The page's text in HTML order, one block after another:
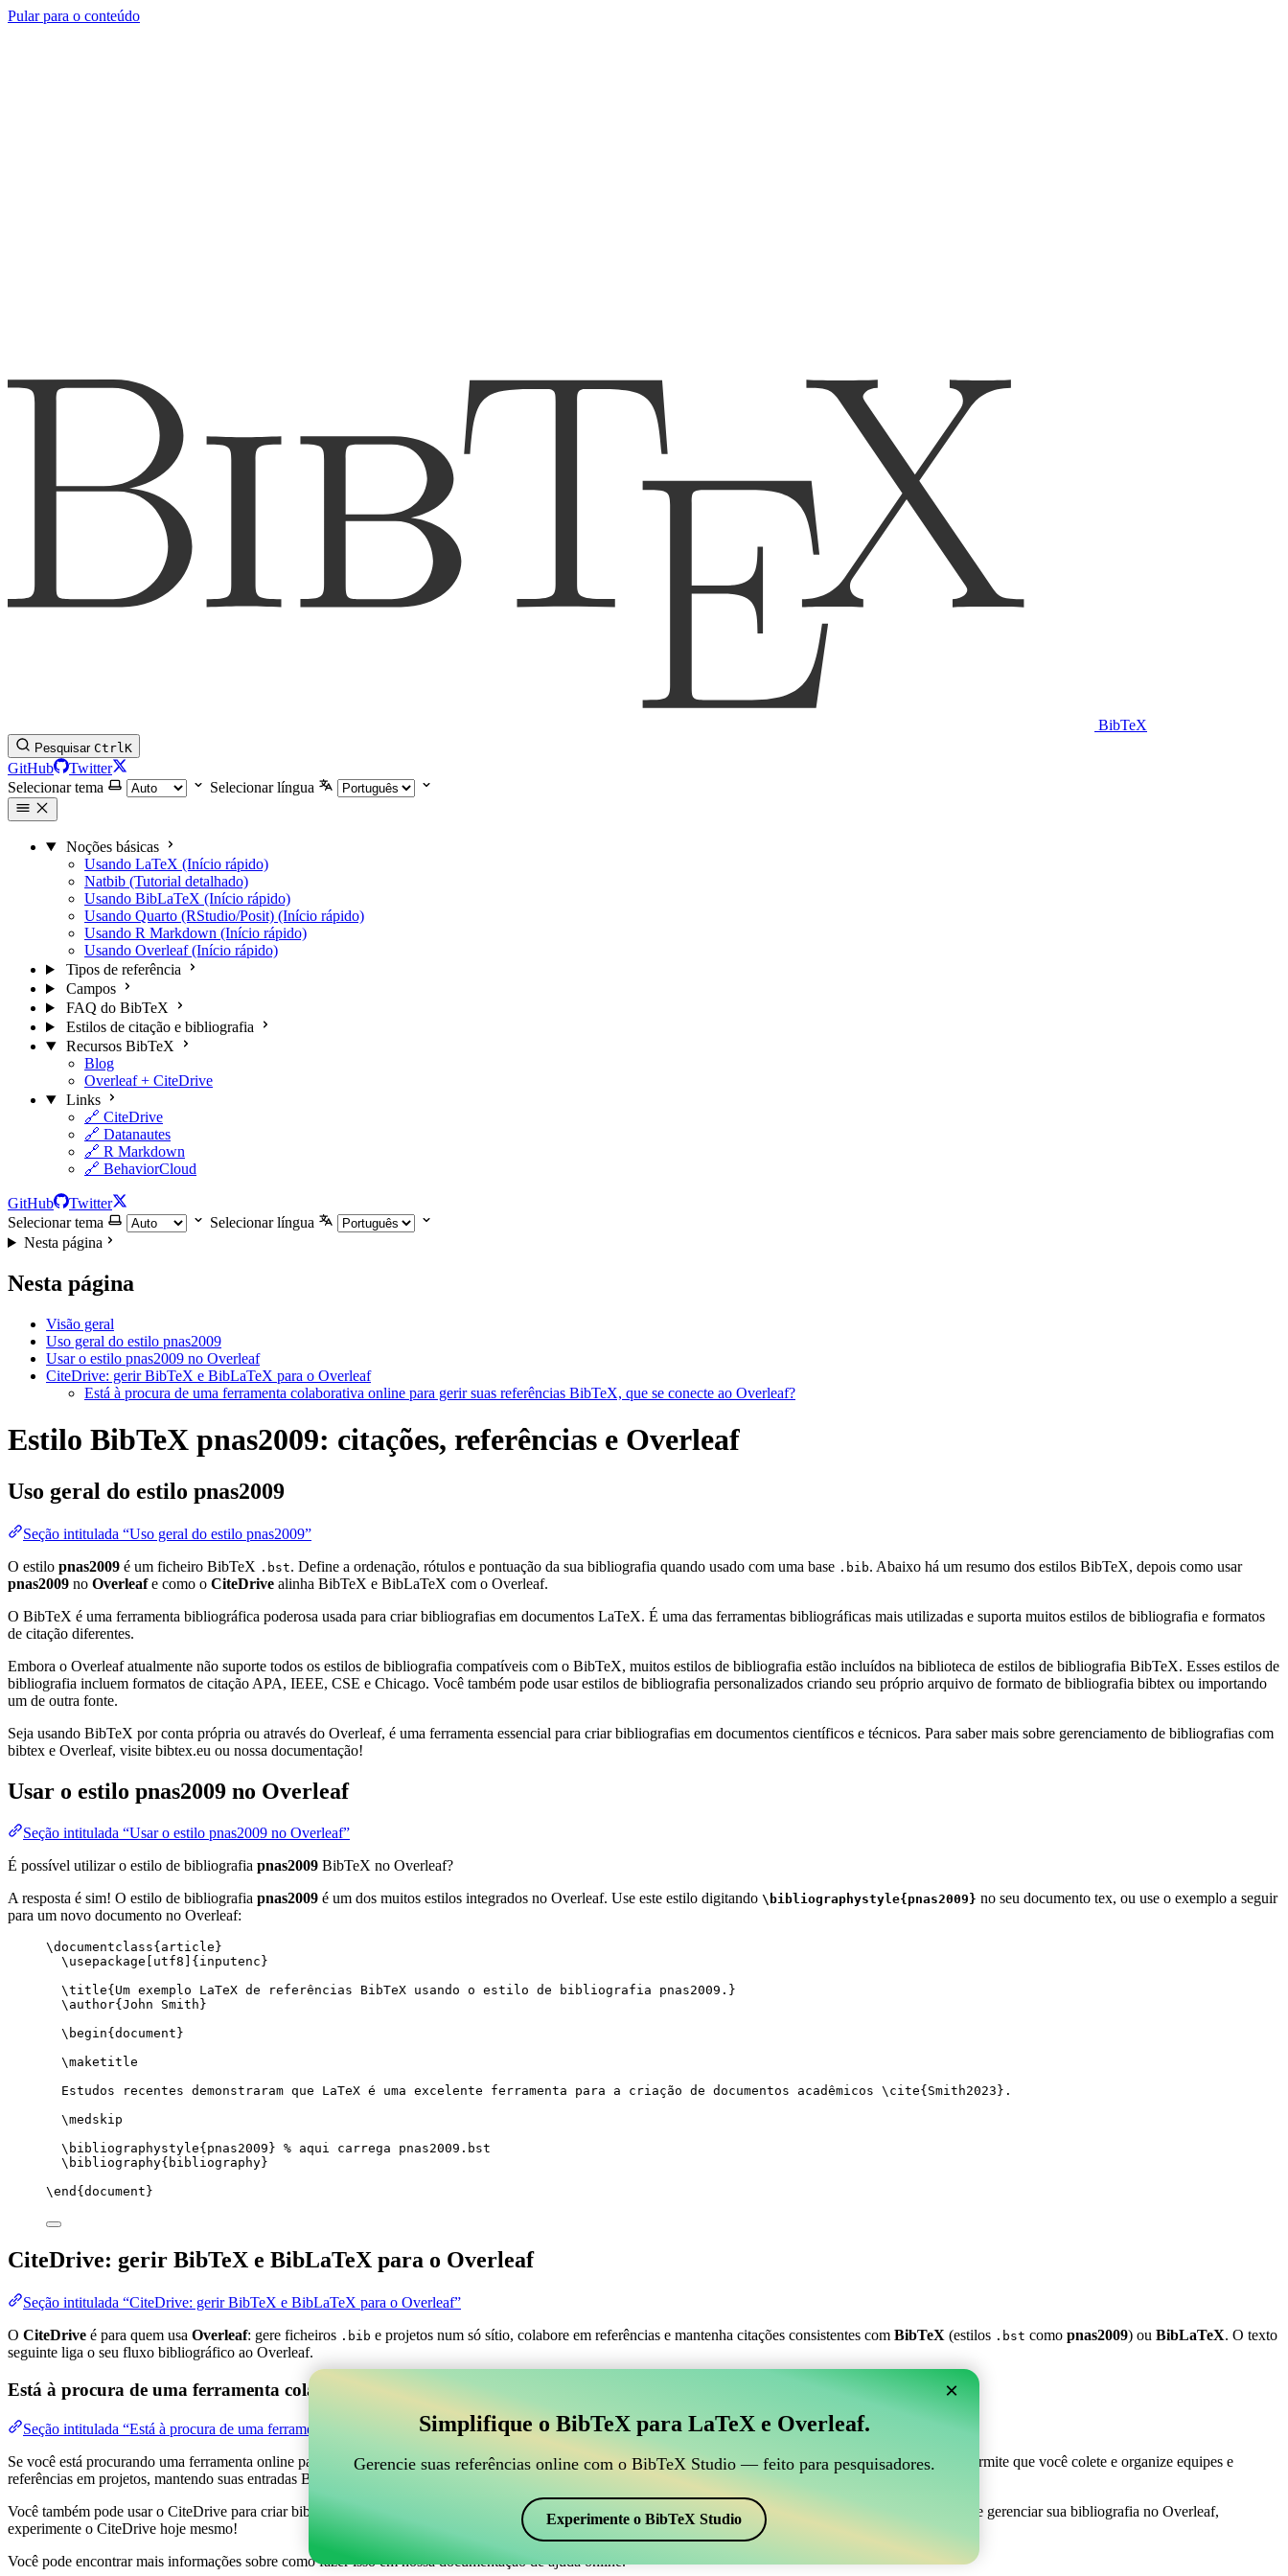
Pular para o conteúdo
BibTeX
Pesquisar CtrlK
GitHub
Twitter
Selecionar tema
Selecionar língua
Noções básicas
Usando LaTeX (Início rápido)
Natbib (Tutorial detalhado)
Usando BibLaTeX (Início rápido)
Usando Quarto (RStudio/Posit) (Início rápido)
Usando R Markdown (Início rápido)
Usando Overleaf (Início rápido)
Tipos de referência
Campos
FAQ do BibTeX
Estilos de citação e bibliografia
Recursos BibTeX
Blog
Overleaf + CiteDrive
Links
🔗 CiteDrive
🔗 Datanautes
🔗 R Markdown
🔗 BehaviorCloud
GitHub
Twitter
Selecionar tema
Selecionar língua
Nesta página
Nesta página
Visão geral
Uso geral do estilo pnas2009
Usar o estilo pnas2009 no Overleaf
CiteDrive: gerir BibTeX e BibLaTeX para o Overleaf
Está à procura de uma ferramenta colaborativa online para gerir suas referências BibTeX, que se conecte ao Overleaf?
Estilo BibTeX pnas2009: citações, referências e Overleaf
Uso geral do estilo pnas2009
Seção intitulada “Uso geral do estilo pnas2009”
O estilo pnas2009 é um ficheiro BibTeX .bst. Define a ordenação, rótulos e pontuação da sua bibliografia quando usado com uma base .bib. Abaixo há um resumo dos estilos BibTeX, depois como usar
pnas2009 no Overleafe como o CiteDrive alinha BibTeX e BibLaTeX com o Overleaf.
O BibTeX é uma ferramenta bibliográfica poderosa usada para criar bibliografias em documentos LaTeX. É uma das ferramentas bibliográficas mais utilizadas e suporta muitos estilos de bibliografia e formatos
de citação diferentes.
Embora o Overleaf atualmente não suporte todos os estilos de bibliografia compatíveis com o BibTeX, muitos estilos de bibliografia estão incluídos na biblioteca de estilos de bibliografia BibTeX. Esses estilos de
bibliografia incluem formatos de citação APA, IEEE, CSE e Chicago. Você também pode usar estilos de bibliografia personalizados criando seu próprio arquivo de formato de bibliografia bibtex ou importando
um de outra fonte.
Seja usando BibTeX por conta própria ou através do Overleaf, é uma ferramenta essencial para criar bibliografias em documentos científicos e técnicos. Para saber mais sobre gerenciamento de bibliografias com
bibtex e Overleaf, visite bibtex.eu ou nossa documentação!
Usar o estilo pnas2009 no Overleaf
Seção intitulada “Usar o estilo pnas2009 no Overleaf”
É possível utilizar o estilo de bibliografia pnas2009 BibTeX no Overleaf?
A resposta é sim! O estilo de bibliografia pnas2009 é um dos muitos estilos integrados no Overleaf. Use este estilo digitando \bibliographystyle{pnas2009} no seu documento tex, ou use o exemplo a seguir
para um novo documento no Overleaf:
\documentclass{ article }
\usepackage
utf8 ]{ inputenc }
\title{Um exemplo LaTeX de referências BibTeX usando o estilo de bibliografia pnas2009.}
\author{John Smith}
\begin{ document }
\maketitle
Estudos recentes demonstraram que LaTeX é uma excelente ferramenta para a criação de documentos acadêmicos \cite{ Smith2023 }.
\medskip
\bibliographystyle{pnas2009} % aqui carrega pnas2009.bst
\bibliography{bibliography}
\end { document }
CiteDrive: gerir BibTeX e BibLaTeX para o Overleaf
Seção intitulada “CiteDrive: gerir BibTeX e BibLaTeX para o Overleaf”
O CiteDrive é para quem usa Overleaf: gere ficheiros .bib e projetos num só sítio, colabore em referências e mantenha citações consistentes com BibTeX (estilos .bst como pnas2009) ou BibLaTeX. O texto
seguinte liga o seu fluxo bibliográfico ao Overleaf.
Está à procura de uma ferramenta colaborativa online para gerir suas referências BibTeX, que se conecte ao Overleaf?
Seção intitulada “Está à procura de uma ferramenta colaborativa online para gerir suas referências BibTeX, que se conecte ao Overleaf?”
Se você está procurando uma ferramenta online para ajudar a gerenciar suas referências, citações e bibliografia no Overleaf, o CiteDrive pode ser perfeito! Ele permite que você colete e organize equipes e
referências em projetos, mantendo suas entradas BibTeX atualizadas em seu projeto Overleaf.
Você também pode usar o CiteDrive para criar bibliografias e citações em vários estilos, incluindo pnas2009. Então, se você está procurando uma maneira fácil de gerenciar sua bibliografia no Overleaf,
experimente o CiteDrive hoje mesmo!
Você pode encontrar mais informações sobre como fazer isso em nossa documentação de ajuda online.
×
Simplifique o BibTeX para LaTeX e Overleaf.
Gerencie suas referências online com o BibTeX Studio — feito para pesquisadores.
Experimente o BibTeX Studio